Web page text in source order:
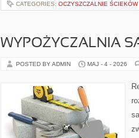
CATEGORIES: OCZYSZCZALNIE ŚCIEKÓW
WYPOŻYCZALNIA
POSTED BY ADMIN MAJ - 4 - 2026